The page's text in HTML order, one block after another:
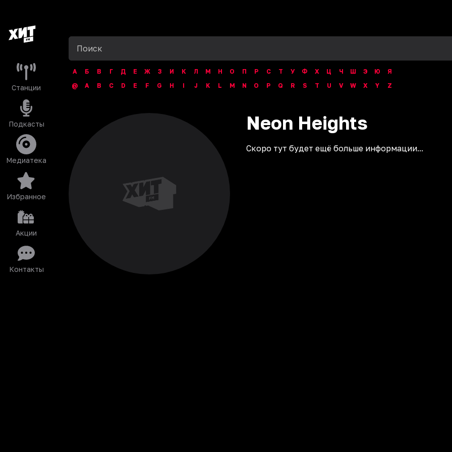
Станции
Подкасты
Медиатека
Избранное
Акции
Контакты
А Б В Г Д Е Ж З И К Л М Н О П Р С Т У Ф Х Ц Ч Ш Э Ю
Я
@
A B C D E F G H I J K L M N O P Q R S T U V W X Y Z
Neon Heights
Скоро тут будет ещё больше информации...